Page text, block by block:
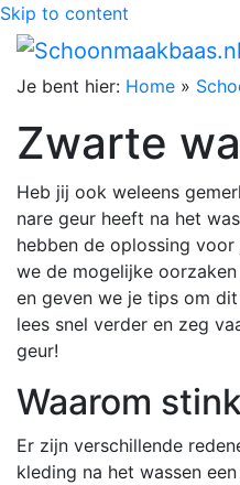
Skip to content
Je bent hier: Home »
Zwarte
Heb jij ook weleens
nare geur heeft na het
hebben de oplossing
we de mogelijke
en geven we je tips om
lees snel verder en zeg
geur!
Waarom
Er zijn verschillende
kleding na het wassen